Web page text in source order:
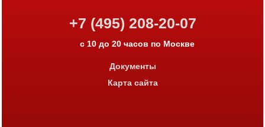
+7 (495) 208-20-07
с 10 до 20 часов по Москве
Документы
Карта сайта